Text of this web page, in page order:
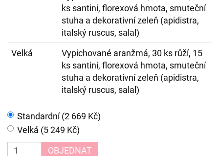
ks santini, florexová hmota, smuteční
stuha a dekorativní zeleň (apidistra,
italský ruscus, salal)
Velká
Vypichované aranžmá, 30 ks růží, 15
ks santini, florexová hmota, smuteční
stuha a dekorativní zeleň (apidistra,
italský ruscus, salal)
Standardní (2 669 Kč)
Velká (5 249 Kč)
OBJEDNAT